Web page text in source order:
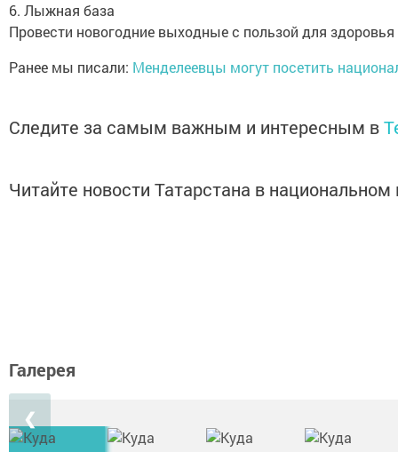
6. Лыжная база
Провести новогодние выходные с пользой для
Ранее мы писали: Менделеевцы могут посетить
Следите за самым важным и интересным в
Читайте новости Татарстана в
Галерея
❮